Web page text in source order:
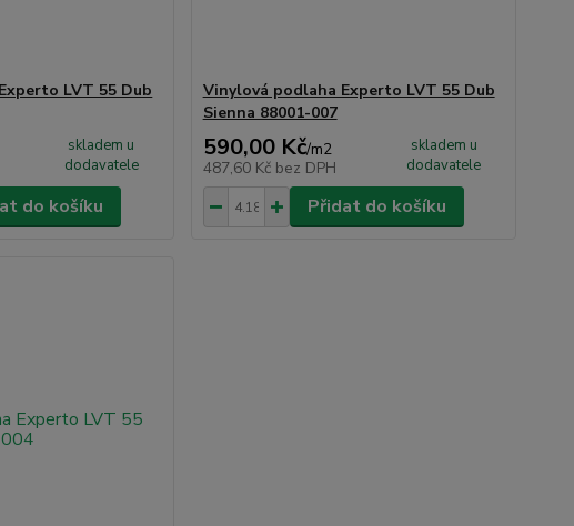
LVT 55 Dub
skladem u
dodavatele
do košíku
Vinylová podlaha Experto LVT 55 Dub
Sienna 88001-007
590,00 Kč/m2
487,60 Kč bez DPH
skladem u
dodavatele
Přidat do košíku